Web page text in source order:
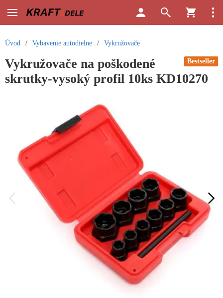
Úvod / Vybavenie autodielne / Vykružovače
Bestseller
Vykružovače na poškodené
skrutky-vysoký profil 10ks KD10270